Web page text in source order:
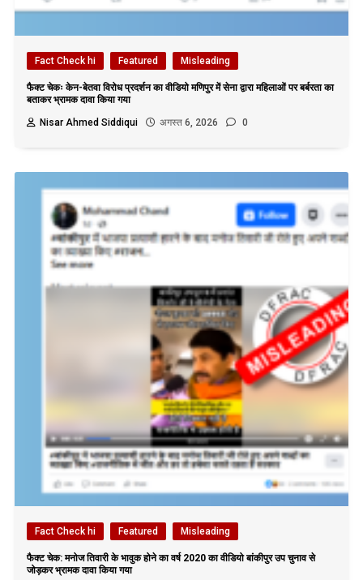
Fact Check hi Featured Misleading
फैक्ट चेकः केन-बेतवा विरोध प्रदर्शन का वीडियो मणिपुर में सेना द्वारा महिलाओं पर बर्बरता का
बताकर भ्रामक दावा किया गया
Nisar Ahmed Siddiqui
अगस्त 6, 2026 0
Fact Check hi Featured Misleading
फैक्ट चेक: मनोज तिवारी के भावुक होने का वर्ष 2020 का वीडियो बांकीपुर उप चुनाव से
जोड़कर भ्रामक दावा किया गया